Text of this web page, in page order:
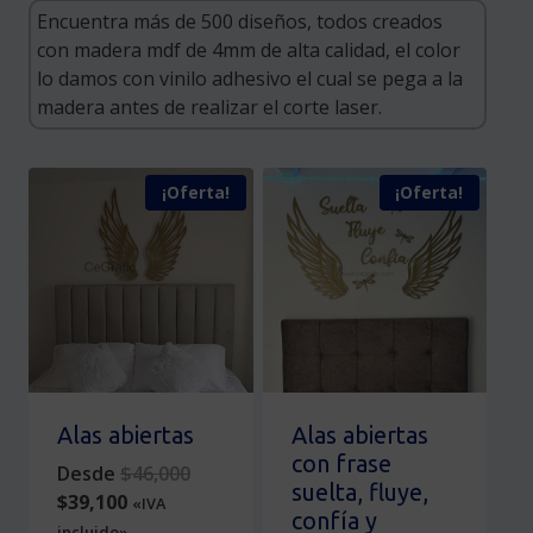
¡Oferta!
Alas abiertas
Desde $46,000Original
$39,100Current
«IVA
¡Oferta!
Alas abiertas
con frase
suelta, fluye,
confía y